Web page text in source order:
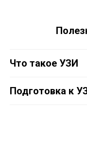
Что такое УЗИ
Подготовка к